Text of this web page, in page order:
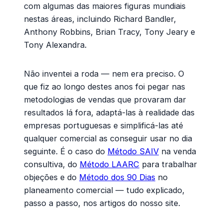
com algumas das maiores figuras mundiais
nestas áreas, incluindo Richard Bandler,
Anthony Robbins, Brian Tracy, Tony Jeary e
Tony Alexandra.
Não inventei a roda — nem era preciso. O
que fiz ao longo destes anos foi pegar nas
metodologias de vendas que provaram dar
resultados lá fora, adaptá-las à realidade das
empresas portuguesas e simplificá-las até
qualquer comercial as conseguir usar no dia
seguinte. É o caso do Método SAIV na venda
consultiva, do Método LAARC para trabalhar
objeções e do Método dos 90 Dias no
planeamento comercial — tudo explicado,
passo a passo, nos artigos do nosso site.